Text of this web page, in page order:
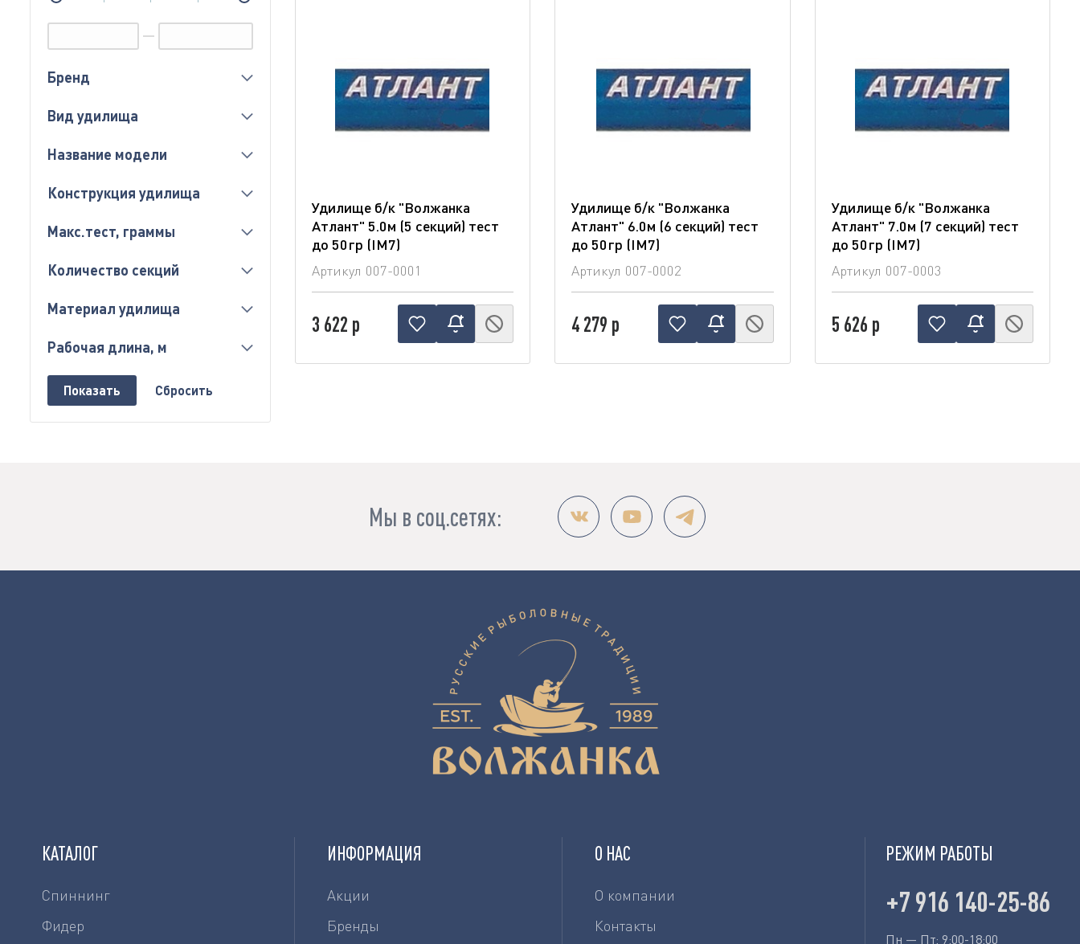
Бренд
Вид удилища
Название модели
Конструкция удилища
Макс.тест, граммы
Количество секций
Материал удилища
Рабочая длина, м
Удилище б/к "Волжанка
Атлант" 5.0м (5 секций) тест
до 50гр (IM7)
Артикул 007-0001
3 622 р
Удилище б/к "Волжанка
Атлант" 6.0м (6 секций) тест
до 50гр (IM7)
Артикул 007-0002
4 279 р
Удилище б/к "Волжанка
Атлант" 7.0м (7 секций) тест
до 50гр (IM7)
Артикул 007-0003
5 626 р
Мы в соц.сетях:
КАТАЛОГ
Спиннинг
Фидер
ИНФОРМАЦИЯ
Акции
Бренды
О НАС
О компании
Контакты
РЕЖИМ РАБОТЫ
+7 916 140-25-86
Пн — Пт: 9:00-18:00